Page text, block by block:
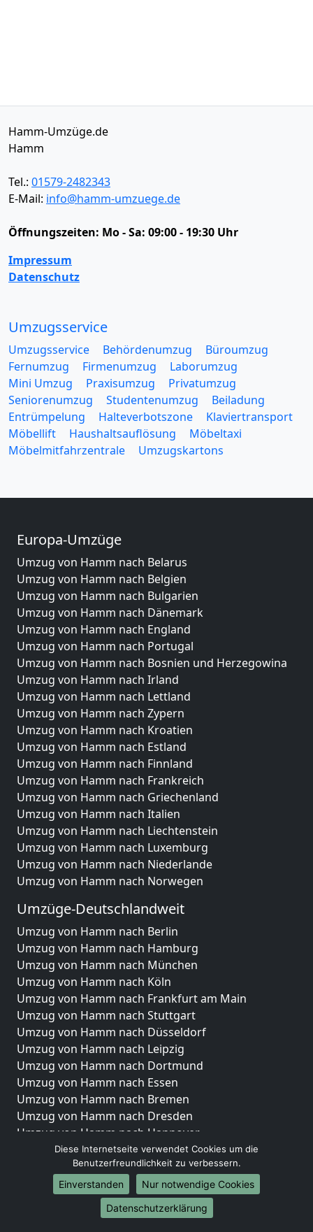
Hamm-Umzüge.de
Hamm
Tel.: 01579-2482343
E-Mail: info@hamm-umzuege.de
Öffnungszeiten: Mo - Sa: 09:00 - 19:30 Uhr
Impressum
Datenschutz
Umzugsservice
Umzugsservice Behördenumzug
Büroumzug
Fernumzug
Firmenumzug
Laborumzug
Mini Umzug
Praxisumzug
Privatumzug
Seniorenumzug
Studentenumzug
Beiladung
Entrümpelung
Halteverbotszone
Klaviertransport
Möbellift
Haushaltsauflösung
Möbeltaxi
Möbelmitfahrzentrale
Umzugskartons
Europa-Umzüge
Umzug von Hamm nach Belarus
Umzug von Hamm nach Belgien
Umzug von Hamm nach Bulgarien
Umzug von Hamm nach Dänemark
Umzug von Hamm nach England
Umzug von Hamm nach Portugal
Umzug von Hamm nach Bosnien und Herzegowina
Umzug von Hamm nach Irland
Umzug von Hamm nach Lettland
Umzug von Hamm nach Zypern
Umzug von Hamm nach Kroatien
Umzug von Hamm nach Estland
Umzug von Hamm nach Finnland
Umzug von Hamm nach Frankreich
Umzug von Hamm nach Griechenland
Umzug von Hamm nach Italien
Umzug von Hamm nach Liechtenstein
Umzug von Hamm nach Luxemburg
Umzug von Hamm nach Niederlande
Umzug von Hamm nach Norwegen
Umzüge-Deutschlandweit
Umzug von Hamm nach Berlin
Umzug von Hamm nach Hamburg
Umzug von Hamm nach München
Umzug von Hamm nach Köln
Umzug von Hamm nach Frankfurt am Main
Umzug von Hamm nach Stuttgart
Umzug von Hamm nach Düsseldorf
Umzug von Hamm nach Leipzig
Umzug von Hamm nach Dortmund
Umzug von Hamm nach Essen
Umzug von Hamm nach Bremen
Umzug von Hamm nach Dresden
Umzug von Hamm nach Hannover
Umzug von Hamm nach Nürnberg
Umzug von Hamm nach Duisburg
Umzug von Hamm nach Bochum
Umzug von Hamm nach Wuppertal
Umzug von Hamm nach Bielefeld
Diese Internetseite verwendet Cookies um die
Benutzerfreundlichkeit zu verbessern.
Einverstanden
Nur notwendige Cookies
Datenschutzerklärung